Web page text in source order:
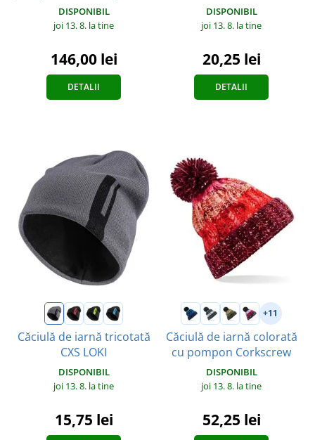
DISPONIBIL
joi 13. 8. la tine
146,00 lei
DETALII
DISPONIBIL
joi 13. 8. la tine
20,25 lei
DETALII
Căciulă de iarnă tricotată
CXS LOKI
DISPONIBIL
joi 13. 8. la tine
15,75 lei
+11
Căciulă de iarnă colorată
cu pompon Corkscrew
DISPONIBIL
joi 13. 8. la tine
52,25 lei